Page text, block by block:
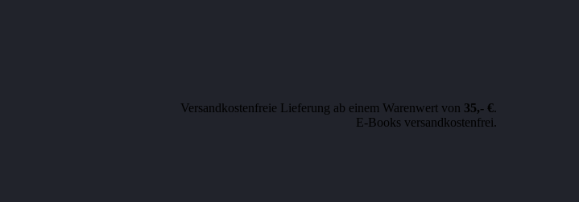
Versandkostenfreie Lieferung ab einem Warenwert von 35,- €.
E-Books versandkostenfrei.